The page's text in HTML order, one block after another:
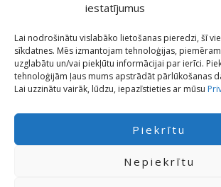
iestatījumus
Lai nodrošinātu vislabāko lietošanas pieredzi, šī
sīkdatnes. Mēs izmantojam tehnoloģijas,
uzglabātu un/vai piekļūtu informācijai par ierīci.
tehnoloģijām ļaus mums apstrādāt pārlūkošanas
Lai uzzinātu vairāk, lūdzu, iepazīstieties ar mūsu
Piekrītu
Nepiekrītu
Sūtīt pieprasījumu
Ja ērtāk, vari arī uzrakstīt e-pastā: